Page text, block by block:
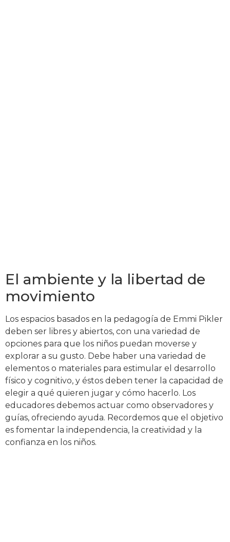
El ambiente y la libertad de
movimiento
Los espacios basados en la pedagogía de Emmi Pikler
deben ser libres y abiertos, con una variedad de
opciones para que los niños puedan moverse y
explorar a su gusto. Debe haber una variedad de
elementos o materiales para estimular el desarrollo
físico y cognitivo, y éstos deben tener la capacidad de
elegir a qué quieren jugar y cómo hacerlo. Los
educadores debemos actuar como observadores y
guías, ofreciendo ayuda. Recordemos que el objetivo
es fomentar la independencia, la creatividad y la
confianza en los niños.